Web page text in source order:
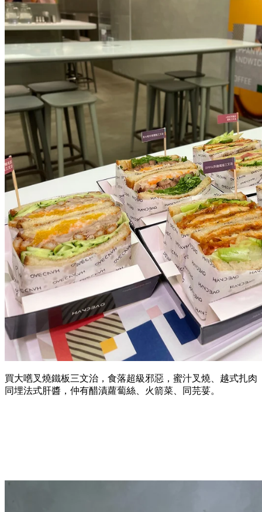
買大嚿叉燒鐵板三文治，食落超級邪惡，蜜汁叉燒、越式扎肉
同埋法式肝醬，仲有醋漬蘿蔔絲、火箭菜、同芫荽。